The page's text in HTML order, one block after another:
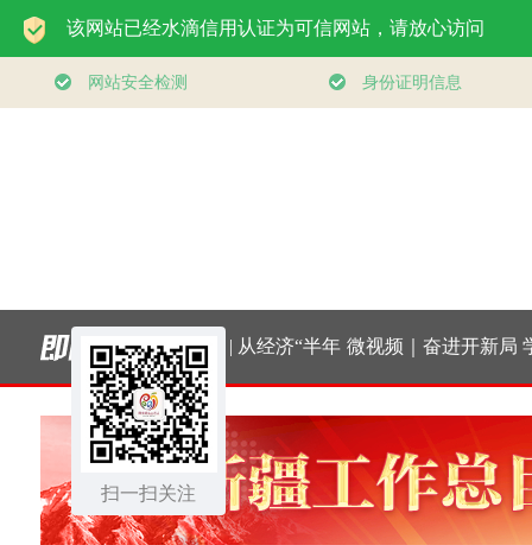
扫一扫关注
记的人民情怀
扎实实建设现
化产业体系”
壹视界 | 从经济“半年
报”，看“十五五”稳健
开局
微视频｜奋进开新局
实干挑大梁
学
持